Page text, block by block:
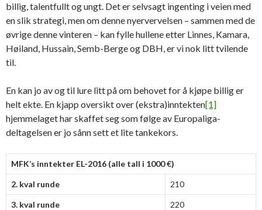
billig, talentfullt og ungt. Det er selvsagt ingenting i veien med
en slik strategi, men om denne nyervervelsen – sammen med de
øvrige denne vinteren – kan fylle hullene etter Linnes, Kamara,
Høiland, Hussain, Semb-Berge og DBH, er vi nok litt tvilende
til.
En kan jo av og til lure litt på om behovet for å kjøpe billig er
helt ekte. En kjapp oversikt over (ekstra)inntekten[1]
hjemmelaget har skaffet seg som følge av Europaliga-
deltagelsen er jo sånn sett et lite tankekors.
MFK’s inntekter EL-2016 (alle tall i 1000 €)
2. kval runde 210
3. kval runde 220